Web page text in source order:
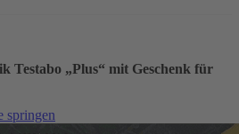
Testabo „Plus“ mit Geschenk für
springen